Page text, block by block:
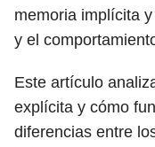
memoria implícita
y el
Este artículo
explícita y cómo
diferencias entre